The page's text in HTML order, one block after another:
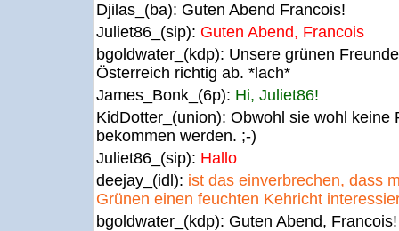
Djilas_(ba): Guten Abend Francois!
Juliet86_(sip): Guten Abend, Francois
bgoldwater_(kdp): Unsere grünen
Österreich richtig ab. *lach*
James_Bonk_(6p): Hi, Juliet86!
KidDotter_(union): Obwohl sie wohl keine
bekommen werden. ;-)
Juliet86_(sip): Hallo
deejay_(idl): ist das einverbrechen, dass
Grünen einen feuchten Kehricht
bgoldwater_(kdp): Guten Abend, Francois!